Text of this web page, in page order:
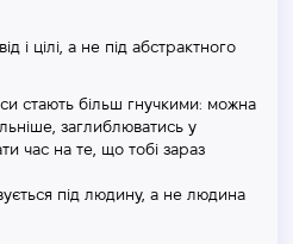
і цілі, а не під абстрактного
стають більш гнучкими: можна
заглиблюватись у
час на те, що тобі зараз
під людину, а не людина